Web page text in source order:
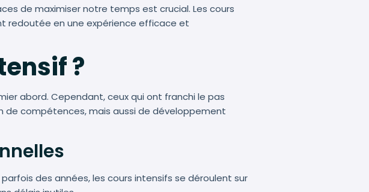
de maximiser notre temps est crucial. Les cours
redoutée en une expérience efficace et
?
abord. Cependant, ceux qui ont franchi le pas
de compétences, mais aussi de développement
des années, les cours intensifs se déroulent sur